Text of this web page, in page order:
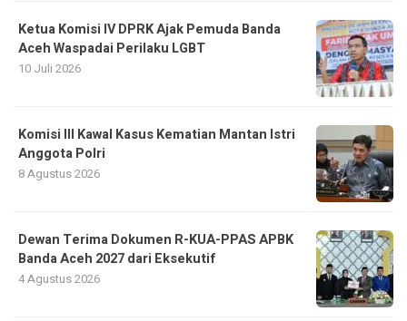
Ketua Komisi IV DPRK Ajak Pemuda Banda
Aceh Waspadai Perilaku LGBT
10 Juli 2026
Komisi III Kawal Kasus Kematian Mantan Istri
Anggota Polri
8 Agustus 2026
Dewan Terima Dokumen R-KUA-PPAS APBK
Banda Aceh 2027 dari Eksekutif
4 Agustus 2026